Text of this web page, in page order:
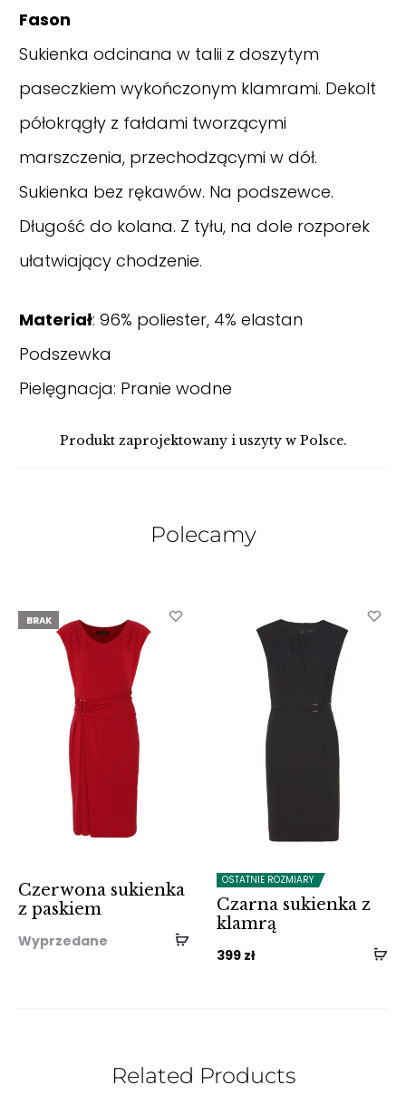
Fason
Sukienka odcinana w talii z doszytym
paseczkiem wykończonym klamrami. Dekolt
półokrągły z fałdami tworzącymi
marszczenia, przechodzącymi w dół.
Sukienka bez rękawów. Na podszewce.
Długość do kolana. Z tyłu, na dole rozporek
ułatwiający chodzenie.
Materiał: 96% poliester, 4% elastan
Podszewka
Pielęgnacja: Pranie wodne
Produkt zaprojektowany i uszyty w Polsce.
Polecamy
BRAK
Czerwona sukienka
z paskiem
Wyprzedane
OSTATNIE ROZMIARY
Czarna sukienka z
klamrą
399 zł
Related Products